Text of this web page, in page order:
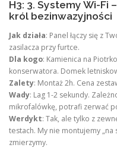
H3: 3. Systemy Wi-Fi
król bezinwazyjności
Jak działa: Panel łączy się z
zasilacza przy furtce.
Dla kogo: Kamienica na
konserwatora. Domek
Zalety: Montaż 2h. Cena
Wady: Lag 1-2 sekundy.
mikrofalówkę, potrafi zerwać
Werdykt: Tak, ale tylko z
testach. My nie montujemy „na
zmierzymy.